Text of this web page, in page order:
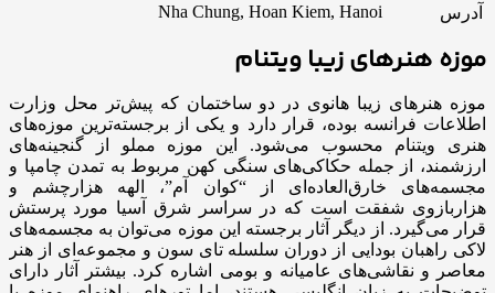
آدرس
Nha Chung, Hoan Kiem, Hanoi
موزه هنرهای زیبا ویتنام
موزه هنرهای زیبا هانوی در دو ساختمان که پیش‌تر محل وزارت
اطلاعات فرانسه بوده، قرار دارد و یکی از برجسته‌ترین موزه‌های
هنری ویتنام محسوب می‌شود. این موزه مملو از گنجینه‌های
ارزشمند، از جمله حکاکی‌های سنگی کهن مربوط به تمدن چامپا و
مجسمه‌های خارق‌العاده‌ای از “کوان آم”، الهه هزارچشم و
هزاربازوی شفقت است که در سراسر شرق آسیا مورد پرستش
قرار می‌گیرد. از دیگر آثار برجسته این موزه می‌توان به مجسمه‌های
لاکی راهبان بودایی از دوران سلسله تای سون و مجموعه‌ای از هنر
معاصر و نقاشی‌های عامیانه و بومی اشاره کرد. بیشتر آثار دارای